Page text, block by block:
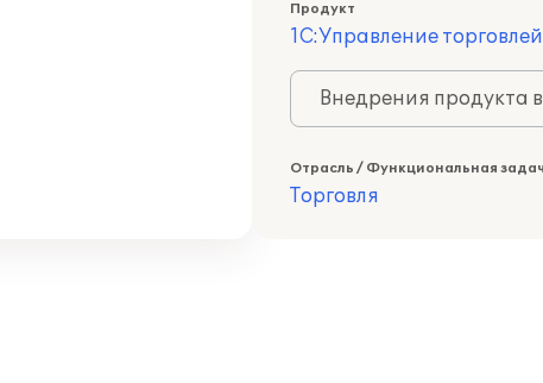
Продукт
1С:Управление
Внедрения продукта
Отрасль / Функциональная
Торговля